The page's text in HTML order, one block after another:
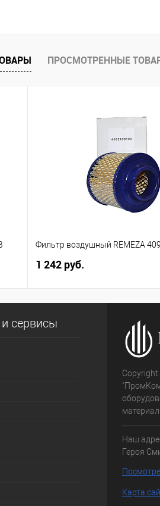
ПРОСМОТРЕННЫЕ
Фильтр воздушный REMEZA
1 242 руб.
сервисы
Наш
Героя
Карта